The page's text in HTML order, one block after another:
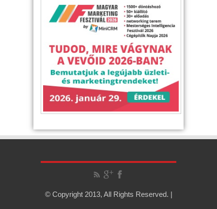
© Copyright 2013, All Rights Reserved. |